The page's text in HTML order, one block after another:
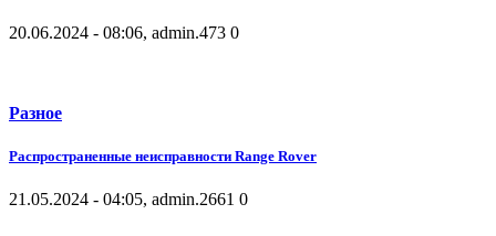
20.06.2024 - 08:06, admin.473 0
Разное
Распространенные неисправности Range Rover
21.05.2024 - 04:05, admin.2661 0